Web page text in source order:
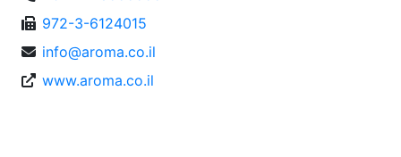
972-3-6124015
info@aroma.co.il
www.aroma.co.il